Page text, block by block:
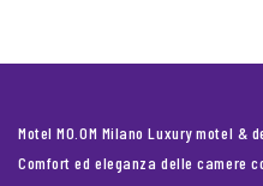
Motel MO.OM Milano Luxury motel &
Comfort ed eleganza delle camere